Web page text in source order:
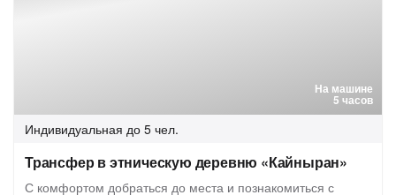
На машине
5 часов
Индивидуальная до 5 чел.
Трансфер в этническую деревню «Кайныран»
С комфортом добраться до места и познакомиться с